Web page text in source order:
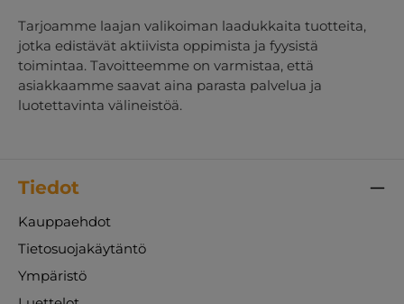
Tarjoamme laajan valikoiman laadukkaita tuotteita,
jotka edistävät aktiivista oppimista ja fyysistä
toimintaa. Tavoitteemme on varmistaa, että
asiakkaamme saavat aina parasta palvelua ja
luotettavinta välineistöä.
Tiedot
Kauppaehdot
Tietosuojakäytäntö
Ympäristö